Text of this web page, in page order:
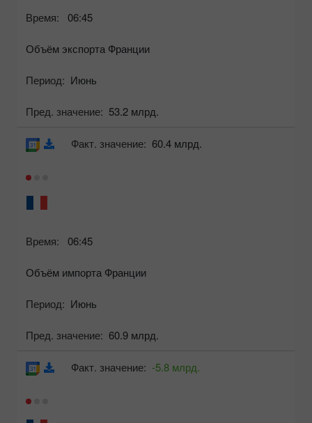
Время: 06:45
Объём экспорта Франции
Период: Июнь
Пред. значение: 53.2 млрд.
Время: 06:45
Объём импорта Франции
Период: Июнь
Пред. значение: 60.9 млрд.
Факт. значение: 60.4 млрд.
Факт. значение: -5.8 млрд.